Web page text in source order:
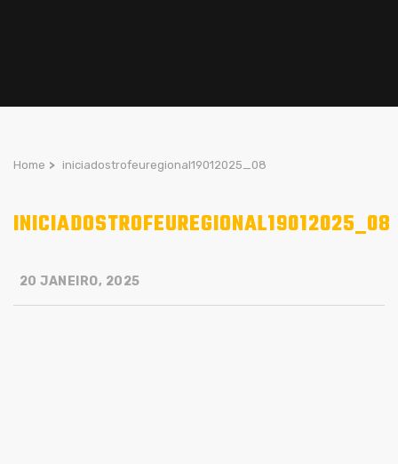
Home > iniciadostrofeuregional19012025_08
INICIADOSTROFEUREGIONAL19012025_08
20 JANEIRO, 2025